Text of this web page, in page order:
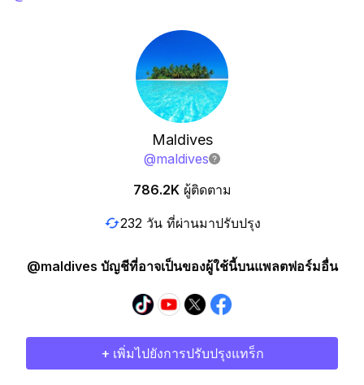
Maldives
@maldives
786.2K ผู้ติดตาม
232 วัน ที่ผ่านมาปรับปรุง
@maldives บัญชีที่อาจเป็นของผู้ใช้นี้บนแพลตฟอร์มอื่น
+ เพิ่มไปยังการปรับปรุงแทร็ก